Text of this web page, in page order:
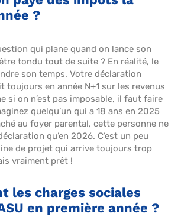
?
qui plane quand on lance son
tondu tout de suite ? En réalité, le
son temps. Votre déclaration
toujours en année N+1 sur les revenus
si on n’est pas imposable, il faut faire
quelqu’un qui a 18 ans en 2025
au foyer parental, cette personne ne
qu’en 2026. C’est un peu
de projet qui arrive toujours trop
vraiment prêt !
les charges sociales
en première année ?